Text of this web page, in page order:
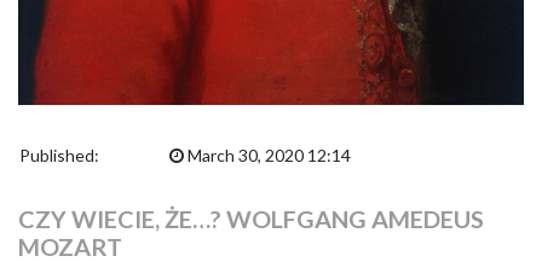
Published: March 30, 2020 12:14
CZY WIECIE, ŻE…? WOLFGANG AMEDEUS
MOZART